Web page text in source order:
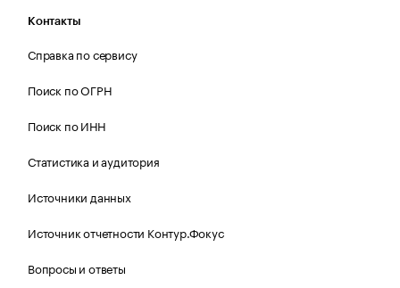
Контакты
Справка по сервису
Поиск по ОГРН
Поиск по ИНН
Статистика и аудитория
Источники данных
Источник отчетности Контур.Фокус
Вопросы и ответы